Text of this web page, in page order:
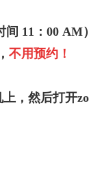
11：00 AM）
不用预约！
，然后打开